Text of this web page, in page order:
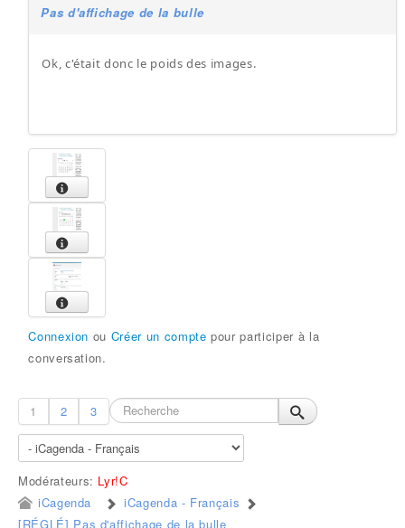
Pas d'affichage de la bulle
Ok, c'était donc le poids des images.
Connexion ou Créer un compte pour participer à la
conversation.
1 2 3
Modérateurs: Lyr!C
iCagenda
iCagenda - Français
[RÉGLÉ] Pas d'affichage de la bulle